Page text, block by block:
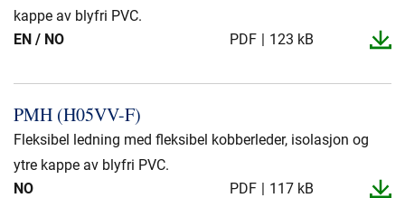
kappe av blyfri PVC.
EN / NO
PDF 123 kB
PMH (H05VV-​F)
Fleksibel ledning med fleksibel kobberleder, isolasjon og
ytre kappe av blyfri PVC.
NO
PDF 117 kB